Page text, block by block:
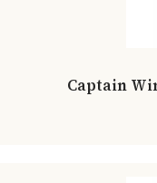
Captain